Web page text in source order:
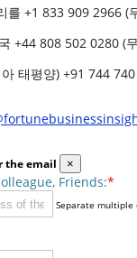
를 +1 833 909 2966 (
+44 808 502 0280 (
태평양) +91 744
the email ×
Friends:*
Separate multiple